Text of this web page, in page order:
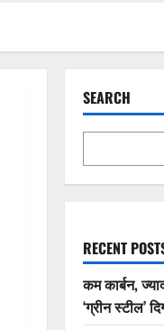
SEARCH
RECENT
कम कार्बन,
‘ग्रीन स्टील’